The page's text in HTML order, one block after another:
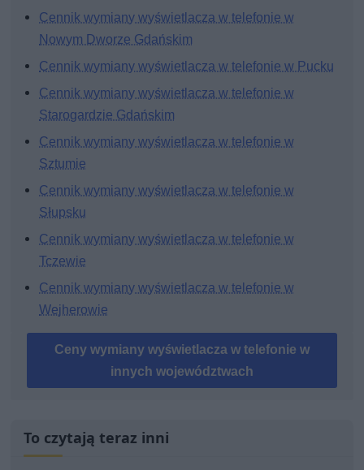
Cennik wymiany wyświetlacza w telefonie w
Nowym Dworze Gdańskim
Cennik wymiany wyświetlacza w telefonie w Pucku
Cennik wymiany wyświetlacza w telefonie w
Starogardzie Gdańskim
Cennik wymiany wyświetlacza w telefonie w
Sztumie
Cennik wymiany wyświetlacza w telefonie w
Słupsku
Cennik wymiany wyświetlacza w telefonie w
Tczewie
Cennik wymiany wyświetlacza w telefonie w
Wejherowie
Ceny wymiany wyświetlacza w telefonie w
innych województwach
To czytają teraz inni